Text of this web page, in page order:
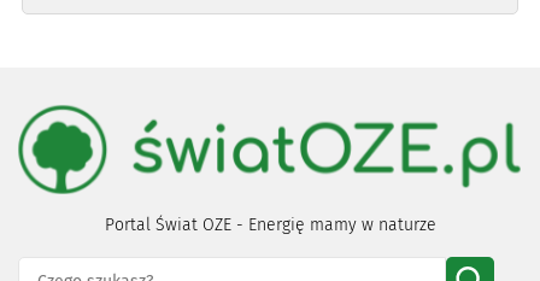
Portal Świat OZE - Energię mamy w naturze